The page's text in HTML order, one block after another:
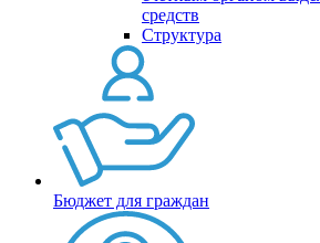
средств
Структура
Бюджет для граждан